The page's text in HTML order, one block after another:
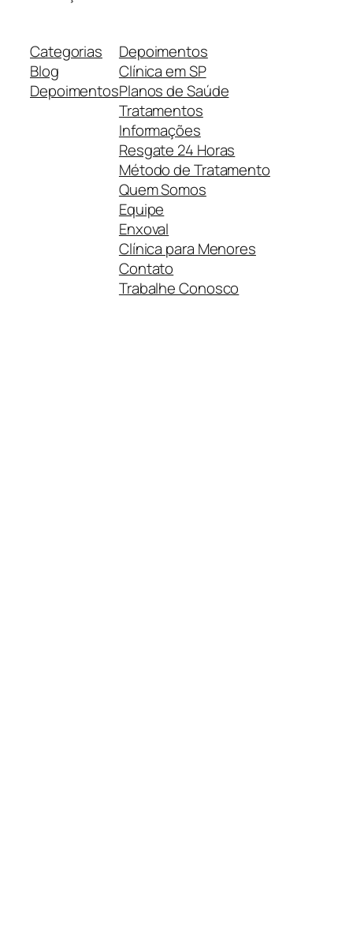
Categorias
Blog
Depoimentos
Depoimentos
Clínica em SP
Planos de Saúde
Tratamentos
Informações
Resgate 24 Horas
Método de Tratamento
Quem Somos
Equipe
Enxoval
Clínica para Menores
Contato
Trabalhe Conosco